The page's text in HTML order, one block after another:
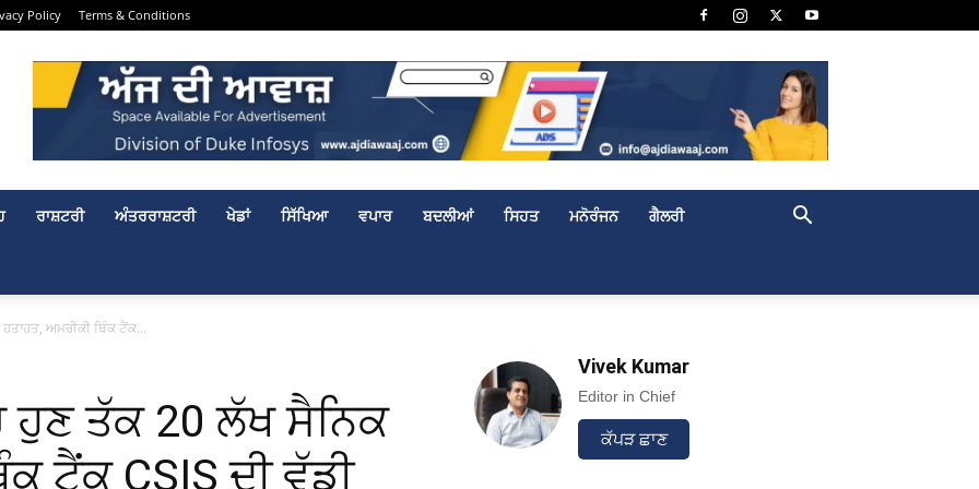
Policy Terms & Conditions
ਰਾਸ਼ਟਰੀ ਅੰਤਰਰਾਸ਼ਟਰੀ ਖੇਡਾਂ ਸਿੱਖਿਆ ਵਪਾਰ ਬਦਲੀਆਂ ਸਿਹਤ ਮਨੋਰੰਜਨ ਗੈਲਰੀ
ਅਮਰੀਕੀ ਥਿੰਕ ਟੈਂਕ...
ਤੱਕ 20 ਲੱਖ ਸੈਨਿਕ
ਟੈਂਕ CSIS ਦੀ ਵੱਡੀ
Vivek Kumar
Editor in Chief
ਕੱਪੜ ਛਾਣ